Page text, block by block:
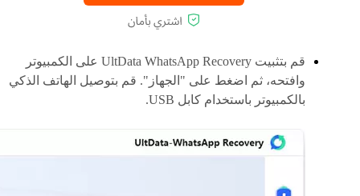
قم بتثبيت UltData WhatsApp Recovery على الكمبيوتر
وافتحه، ثم اضغط على "الجهاز". قم بتوصيل الهاتف الذكي
بالكمبيوتر باستخدام كابل USB.